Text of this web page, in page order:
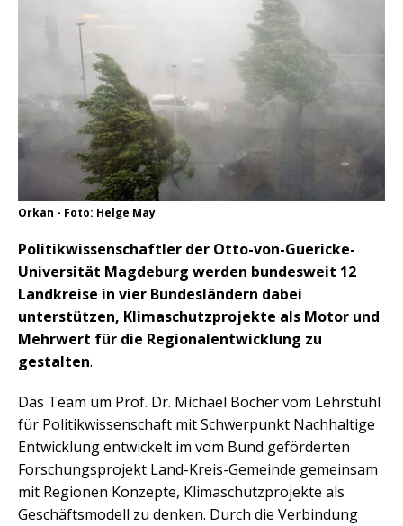
Orkan - Foto: Helge May
Politikwissenschaftler der Otto-von-Guericke-
Universität Magdeburg werden bundesweit 12
Landkreise in vier Bundesländern dabei
unterstützen, Klimaschutzprojekte als Motor und
Mehrwert für die Regionalentwicklung zu
gestalten.
Das Team um Prof. Dr. Michael Böcher vom Lehrstuhl
für Politikwissenschaft mit Schwerpunkt Nachhaltige
Entwicklung entwickelt im vom Bund geförderten
Forschungsprojekt Land-Kreis-Gemeinde gemeinsam
mit Regionen Konzepte, Klimaschutzprojekte als
Geschäftsmodell zu denken. Durch die Verbindung